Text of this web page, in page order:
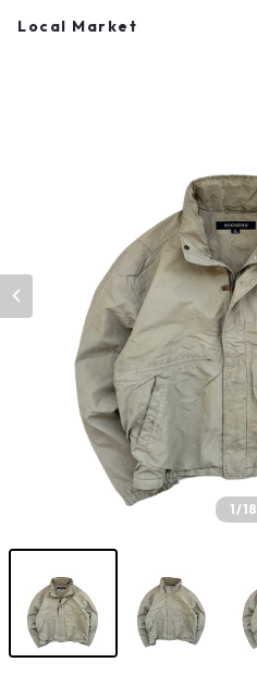
Local Market
1/18